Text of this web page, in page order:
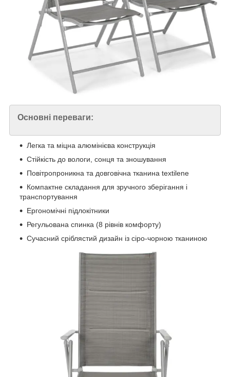
Основні переваги:
Легка та міцна алюмінієва конструкція
Стійкість до вологи, сонця та зношування
Повітропроникна та довговічна тканина textilene
Компактне складання для зручного зберігання і
транспортування
Ергономічні підлокітники
Регульована спинка (8 рівнів комфорту)
Сучасний сріблястий дизайн із сіро-чорною тканиною